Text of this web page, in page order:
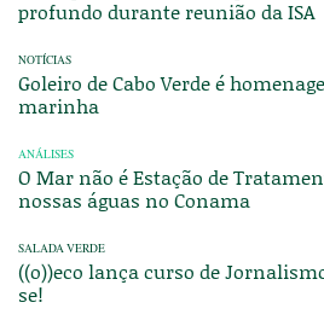
profundo durante reunião da ISA
NOTÍCIAS
Goleiro de Cabo Verde é
marinha
ANÁLISES
O Mar não é Estação de
nossas águas no Conama
SALADA VERDE
((o))eco lança curso de
se!